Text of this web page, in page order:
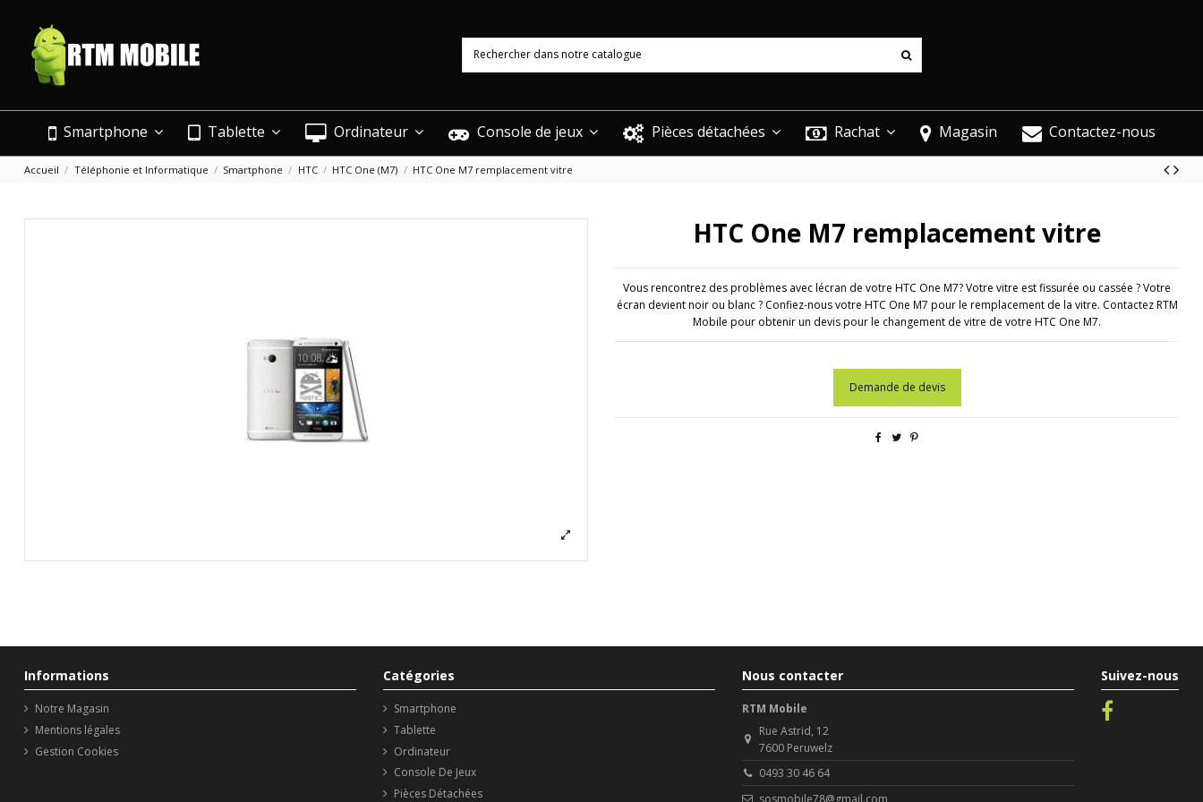
Smartphone Tablette Ordinateur Console de jeux Pièces détachées Rachat Magasin Contactez-nous
Accueil Téléphonie et Informatique Smartphone HTC HTC One (M7) HTC One M7 remplacement vitre
HTC One M7 remplacement vitre
Vous rencontrez des problèmes avec lécran de votre HTC One M7? Votre vitre est fissurée ou cassée ? Votre
écran devient noir ou blanc ? Confiez-nous votre HTC One M7 pour le remplacement de la vitre. Contactez RTM
Mobile pour obtenir un devis pour le changement de vitre de votre HTC One M7.
Demande de devis
Informations
Notre Magasin
Mentions légales
Gestion Cookies
Catégories
Smartphone
Tablette
Ordinateur
Console De Jeux
Pièces Détachées
Nous contacter
RTM Mobile
Rue Astrid, 12
7600 Peruwelz
0493 30 46 64
sosmobile78@gmail.com
Suivez-nous